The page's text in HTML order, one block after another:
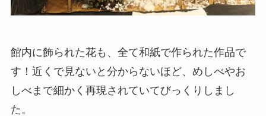
館内に飾られた花も、全て和紙で作られた作品で
す！近くで見ないと分からないほど、めしべやお
しべまで細かく再現されていてびっくりしまし
た。